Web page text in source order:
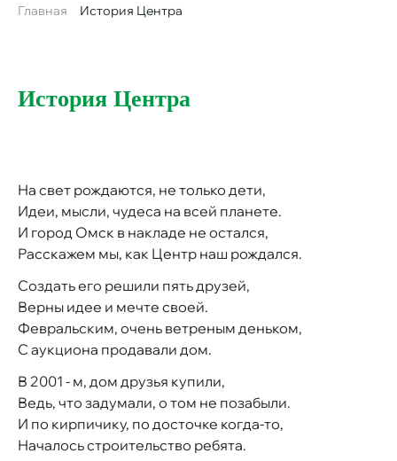
Строка
Главная История Центра
История Центра
На свет рождаются, не только дети,
Идеи, мысли, чудеса на всей планете.
И город Омск в накладе не остался,
Расскажем мы, как Центр наш рождался.
Создать его решили пять друзей,
Верны идее и мечте своей.
Февральским, очень ветреным деньком,
С аукциона продавали дом.
В 2001 - м, дом друзья купили,
Ведь, что задумали, о том не позабыли.
И по кирпичику, по досточке когда-то,
Началось строительство ребята.